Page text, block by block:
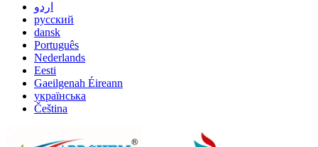
اردو
русский
dansk
Português
Nederlands
Eesti
Gaeilgenah Éireann
українська
Čeština